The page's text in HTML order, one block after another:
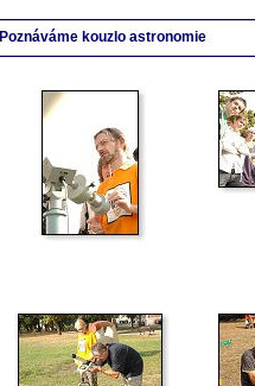
Poznáváme kouzlo astronomie